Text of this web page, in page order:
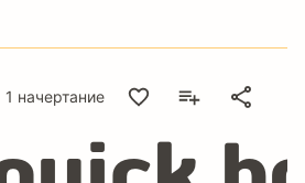
1 начертание